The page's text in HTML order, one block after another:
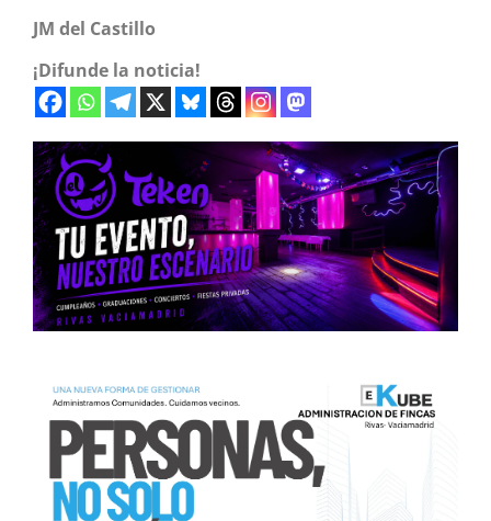
JM del Castillo
¡Difunde la noticia!